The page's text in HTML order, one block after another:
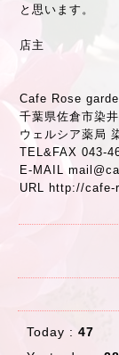
と思います。
店主
Cafe Rose
千葉県佐倉市染
ウェルシア薬局
TEL&FAX 043-
E-MAIL
URL http://cafe-
Today : 47